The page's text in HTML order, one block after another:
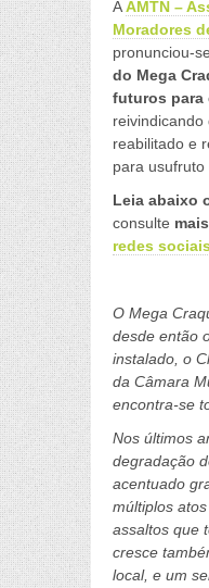
AAMTN –
Moradores
pronunciou-
do Mega
futuros para
reivindicando
reabilitado e
para
Leia abaixo
consulte
redes
O Mega
desde então
instalado, o
da Câmara
encontra-se
Nos últimos
degradação
acentuado
múltiplos
assaltos que
cresce
local, e um